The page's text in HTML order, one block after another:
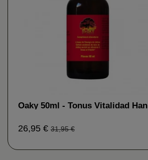
Oaky 50ml - Tonus Vitalidad Han
26,95 € 31,95 €